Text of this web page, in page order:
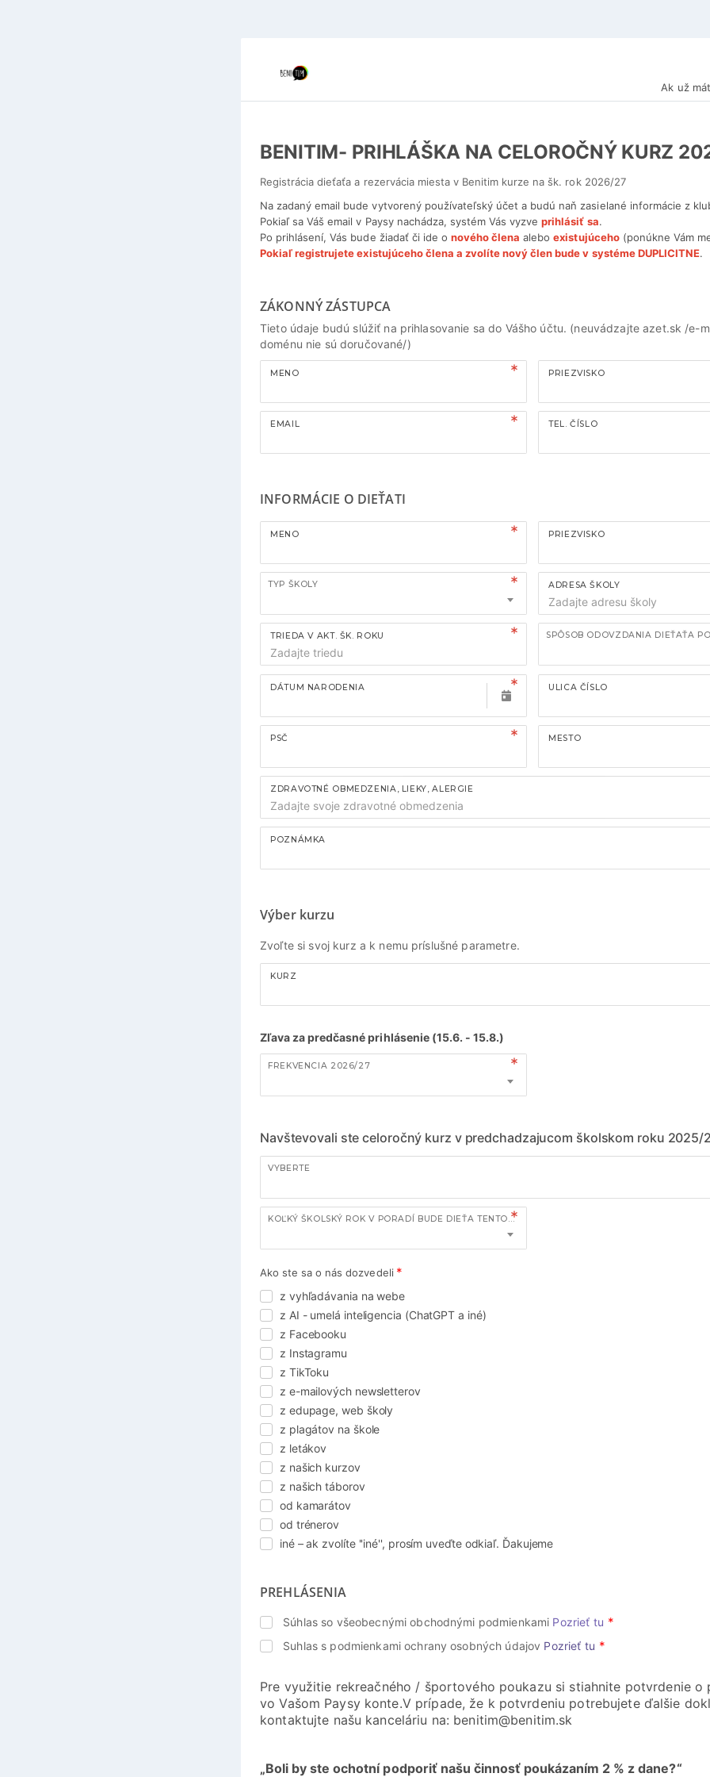
Ak už
BENITIM- PRIHLÁŠKA NA CELOROČNÝ KURZ
Registrácia dieťaťa a rezervácia miesta v Benitim kurze na šk. rok 2026/27
Na zadaný email bude vytvorený používateľský účet a budú naň zasielané informácie z
Pokiaľ sa Váš email v Paysy nachádza, systém Vás vyzveprihlásiť sa.
Po prihlásení, Vás bude žiadať či ide o nového člena aleboexistujúceho(ponúkne Vám
Pokiaľ registrujete existujúceho člena a zvolíte nový člen bude v systéme DUPLICITNE.
ZÁKONNÝ ZÁSTUPCA
Tieto údaje budú slúžiť na prihlasovanie sa do Vášho účtu. (neuvádzajte azet.sk /e-
doménu nie sú doručované/)
MENO PRIEZVISKO
EMAIL TEL. ČÍSLO
INFORMÁCIE O DIEŤATI
MENO PRIEZVISKO
TYP ŠKOLY ADRESA ŠKOLY
TRIEDA V AKT. ŠK. ROKU SPÔSOB ODOVZDANIA DIEŤAŤA
DÁTUM NARODENIA ULICA ČÍSLO
PSČ MESTO
ZDRAVOTNÉ OBMEDZENIA, LIEKY, ALERGIE
POZNÁMKA
Výber kurzu
Zvoľte si svoj kurz a k nemu príslušné parametre.
KURZ
Zľava za predčasné prihlásenie (15.6. - 15.8.)
FREKVENCIA 2026/27
Navštevovali ste celoročný kurz v predchadzajucom školskom roku 2025/
VYBERTE
KOĽKÝ ŠKOLSKÝ ROK V PORADÍ BUDE DIEŤA TENTO KURZ NAVŠTEVOVAŤ?
Ako ste sa o nás dozvedeli
z vyhľadávania na webe
z AI - umelá inteligencia (ChatGPT a iné)
z Facebooku
z Instagramu
z TikToku
z e-mailových newsletterov
z edupage, web školy
z plagátov na škole
z letákov
z našich kurzov
z našich táborov
od kamarátov
od trénerov
iné – ak zvolíte ''iné'', prosím uveďte odkiaľ. Ďakujeme
PREHLÁSENIA
Súhlas so všeobecnými obchodnými podmienkami Pozrieť tu
Suhlas s podmienkami ochrany osobných údajov Pozrieť tu
Pre využitie rekreačného / športového poukazu si stiahnite potvrdenie o
vo Vašom Paysy konte.V prípade, že k potvrdeniu potrebujete ďalšie
kontaktujte našu kanceláriu na: benitim@benitim.sk
„Boli by ste ochotní podporiť našu činnosť poukázaním 2 % z dane?“